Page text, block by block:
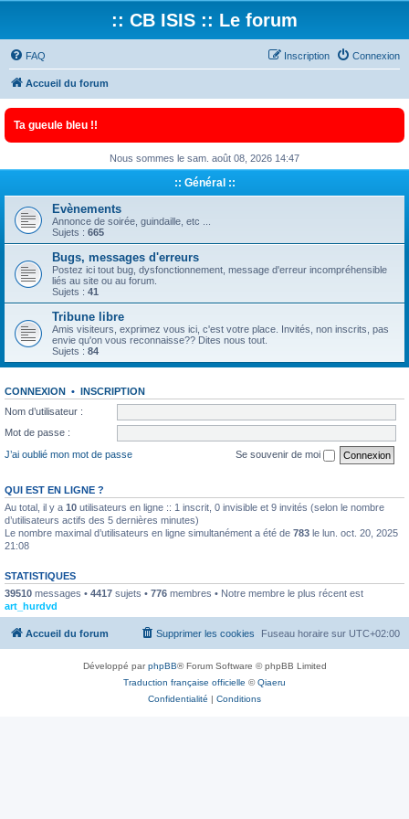
:: CB ISIS :: Le forum
FAQ Connexion
Inscription
Accueil du forum
Ta gueule bleu !!
Nous sommes le sam. août 08, 2026 14:47
:: Général ::
Evènements
Annonce de soirée, guindaille, etc ...
Sujets : 665
Bugs, messages d'erreurs
Postez ici tout bug, dysfonctionnement, message d'erreur incompréhensible
liés au site ou au forum.
Sujets : 41
Tribune libre
Amis visiteurs, exprimez vous ici, c'est votre place. Invités, non inscrits, pas
envie qu'on vous reconnaisse?? Dites nous tout.
Sujets : 84
CONNEXION • INSCRIPTION
Nom d’utilisateur :
Mot de passe :
J’ai oublié mon mot de passe
Se souvenir de moi
QUI EST EN LIGNE ?
Au total, il y a 10 utilisateurs en ligne :: 1 inscrit, 0 invisible et 9 invités (selon le nombre
d’utilisateurs actifs des 5 dernières minutes)
Le nombre maximal d’utilisateurs en ligne simultanément a été de 783 le lun. oct. 20, 2025
21:08
STATISTIQUES
39510 messages • 4417 sujets • 776 membres • Notre membre le plus récent est
art_hurdvd
Accueil du forum Fuseau horaire sur UTC+02:00
Supprimer les cookies
Développé parphpBB® Forum Software © phpBB Limited
Traduction française officielle ©Qiaeru
Confidentialité | Conditions